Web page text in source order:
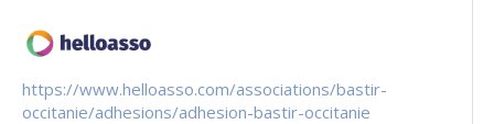
https://www.helloasso.com/associations/bastir-
occitanie/adhesions/adhesion-bastir-occitanie